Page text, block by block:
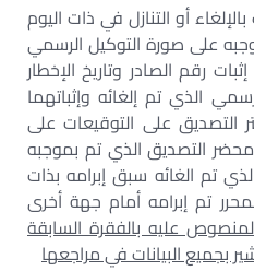
أو التنازل في ذات اليوم
على صورة التوكيل الرسمي
رقم الصادر وتاريخ الإخطار
الذي تم إلغائه وإثباتهما
التصديق على التوقيعات على
التصديق الذي تم بموجبه
تم الغائه سبق إبرامه بذات
تم إبرامه أمام جهة أخرى
عليه بالفقرة السابقة
بجميع البيانات في مراجعها